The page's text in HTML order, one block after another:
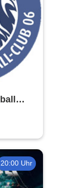
27
20:00 Uhr